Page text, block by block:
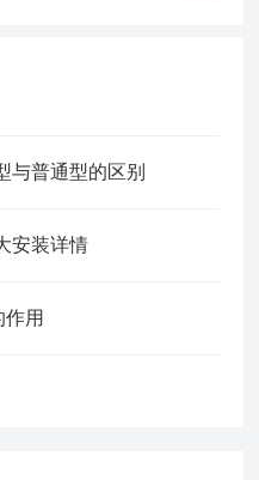
与普通型的区别
安装详情
用